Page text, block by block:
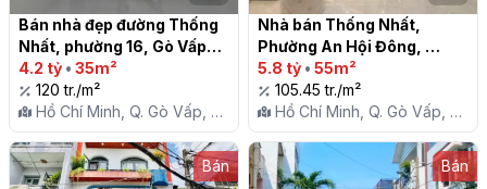
Bán nhà đẹp đường Thống
Nhất, phường 16, Gò Vấp
4.2 tỷ • 35m²
120 tr./m²
Hồ Chí Minh, Q. Gò Vấp, P.
16
Nhà bán Thống Nhất,
Phường An Hội Đông,
(phường 16 cũ)
5.8 tỷ • 55m²
105.45 tr./m²
Hồ Chí Minh, Q. Gò Vấp, P.
16
Bán
Bán